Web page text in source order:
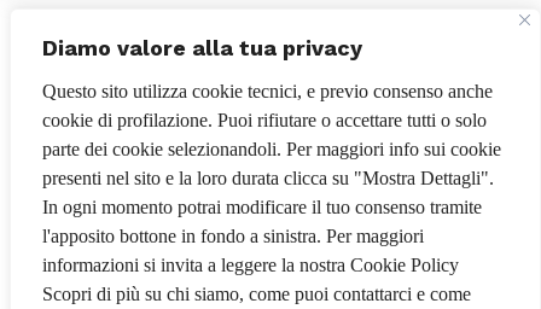
Diamo valore alla tua privacy
Questo sito utilizza cookie tecnici, e previo consenso anche
cookie di profilazione. Puoi rifiutare o accettare tutti o solo
parte dei cookie selezionandoli. Per maggiori info sui cookie
presenti nel sito e la loro durata clicca su "Mostra Dettagli".
In ogni momento potrai modificare il tuo consenso tramite
l'apposito bottone in fondo a sinistra. Per maggiori
informazioni si invita a leggere la nostra Cookie Policy
Scopri di più su chi siamo, come puoi contattarci e come